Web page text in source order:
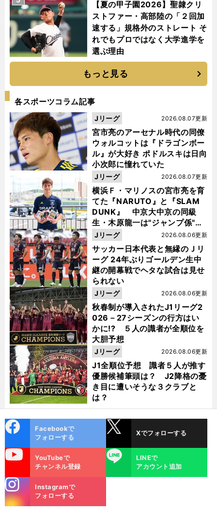
【夏の甲子園2026】聖隷クリ
ストファー・高部陸の「２回加
速する」規格外のストレート そ
れでもプロではなく大学進学を
選ぶ理由
もっと見る
各スポーツコラム記事
宮市亮のアーセナル時代の同僚
ウォルコットは『ドラゴンボー
ル』が大好き ポドルスキは日向
小次郎に憧れていた
2026.08.07更新
Jリーグ
横浜Ｆ・マリノスの宮市亮を育
てた『NARUTO』と『SLAM
DUNK』 中京大中京の同級
生・木原龍一は"ジャンプ係"だ
った
2026.08.07更新
Jリーグ
サッカー日本代表と無縁のＪリ
ーグ 24年ぶりゴールデン生中
継の開幕戦でヘタな試合は見せ
られない
2026.08.06更新
Jリーグ
秋春制が導入されたJ1リーグ2
026－27シーズンの行方はい
かに!? ５人の識者が全順位を
大胆予想
2026.08.06更新
Jリーグ
J1全順位予想 識者５人が推す
優勝候補筆頭は？ J2降格の憂
き目に遭いそうな３クラブと
は？
2026.08.06更新
Jリーグ
ok
Facebookで
フォローする
Xでフォローする
YouTubeで
チャンネル登録
LINE
LINEで
アカウント追加
m
Instagramで
フォローする